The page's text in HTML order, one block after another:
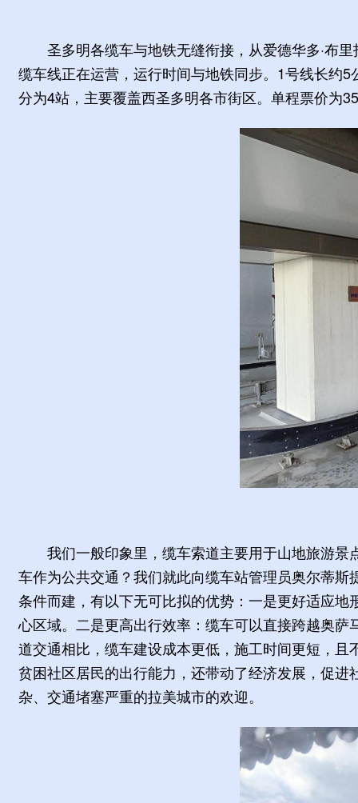
圣多明各缆车与地铁无缝衔接，从爱德华多·布
缆车线正在运营，运行时间与地铁同步。1号线长约
分为4站，主要覆盖西圣多明各市街区。单程票价为
我们一般印象里，缆车索道主要用于山地旅游
车作为公共交通？我们就此向缆车站管理员奥尔蒂
条件而建，有以下无可比拟的优势：一是更好适应
心区域。二是更高出行效率：缆车可以直接跨越奥
道交通相比，缆车建设成本更低，施工时间更短，
贫困社区居民的出行能力，还带动了经济发展，促
杂、交通堵塞严重的拉美城市的欢迎。